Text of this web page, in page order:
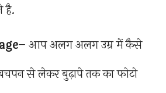
है.
– आप अलग अलग उम्र में कैसे
से लेकर बुढ़ापे तक का फोटो